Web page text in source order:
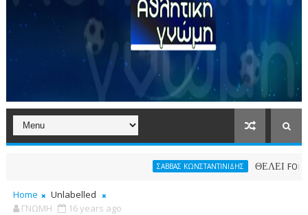
ΣΑΒΒΑΣ ΚΩΝΣΤΑΝΤΙΝΙΔΗΣ ΘΕΛΕΙ FORMAT O
Home
Unlabelled
ΓΝΩΜΗ
16 years ago